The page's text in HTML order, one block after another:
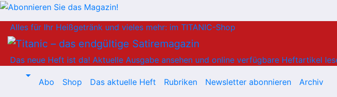
Inhalt
springen
Alles für Ihr Heißgetränk und vieles mehr: im TITANIC-Shop
Das neue Heft ist da! Aktuelle Ausgabe ansehen und online verfügbare Heftartikel
Abo Shop Das aktuelle Heft Rubriken Newsletter abonnieren Archiv